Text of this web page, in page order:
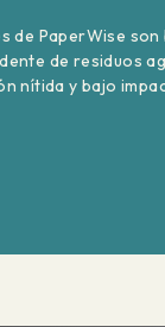
de PaperWise
de residuos
nítida y bajo